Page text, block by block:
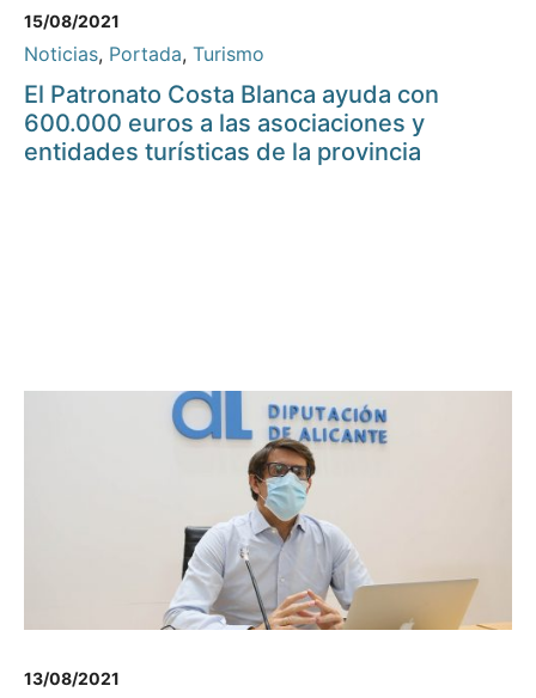
15/08/2021
Noticias, Portada, Turismo
El Patronato Costa Blanca ayuda con
600.000 euros a las asociaciones y
entidades turísticas de la provincia
13/08/2021